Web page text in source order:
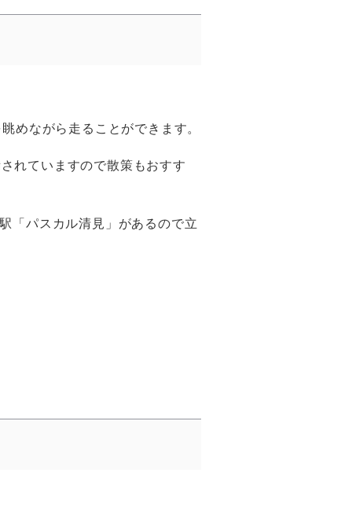
めながら走ることができます。
れていますので散策もおすす
「パスカル清見」があるので立